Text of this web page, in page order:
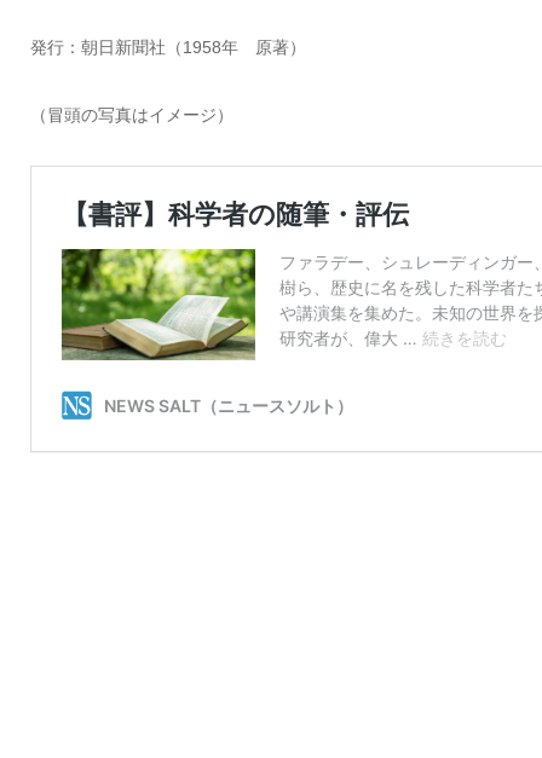
発行：朝日新聞社（1958年 原著）
（冒頭の写真はイメージ）